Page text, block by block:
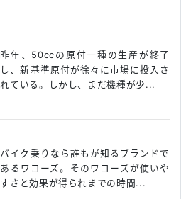
昨年、50ccの原付一種の生産が終了
し、新基準原付が徐々に市場に投入さ
れている。しかし、まだ機種が少...
バイク乗りなら誰もが知るブランドで
あるワコーズ。そのワコーズが使いや
すさと効果が得られまでの時間...